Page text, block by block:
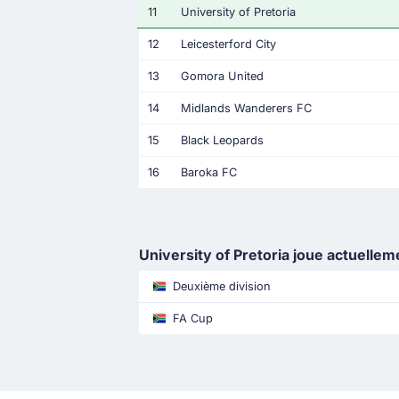
11 University of Pretoria
12 Leicesterford City
13 Gomora United
14 Midlands Wanderers FC
15 Black Leopards
16 Baroka FC
University of Pretoria joue
Deuxième division
FA Cup